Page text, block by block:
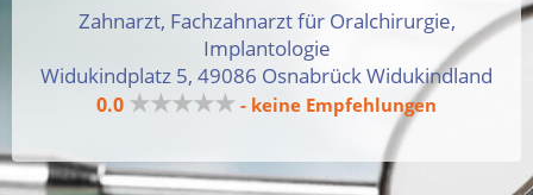
Zahnarzt, Fachzahnarzt für Oralchirurgie,
Implantologie
Widukindplatz 5, 49086 Osnabrück Widukindland
0.0 ★★★★★ - keine Empfehlungen